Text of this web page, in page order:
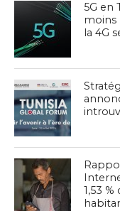
5G en
moins
la 4G
1,53